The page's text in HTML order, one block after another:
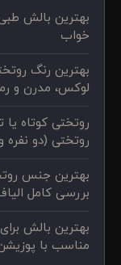
بهترین بالش
خواب
بهترین رنگ
لوکس، مدرن و
روتختی کوتاه
روتختی (دو نفره
بهترین جنس
بررسی کامل الیاف
بهترین بالش
مناسب با